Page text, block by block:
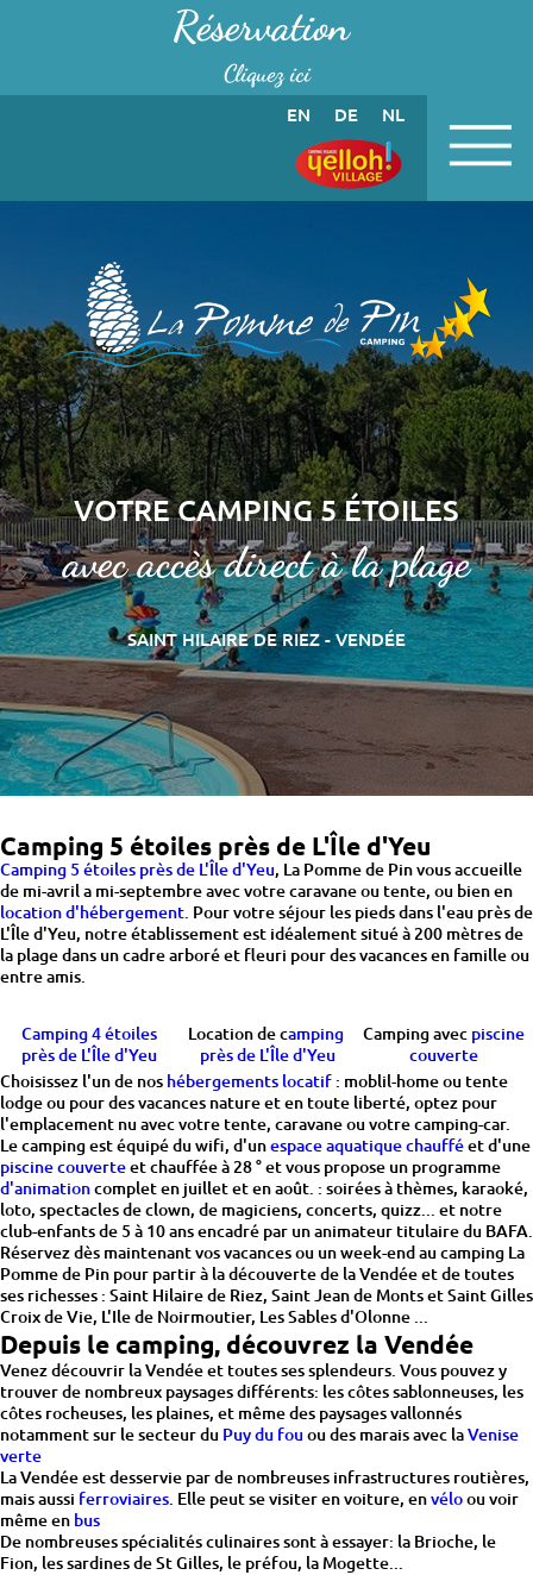
Panneau de gestion des cookiesRéservation
Cliquez ici
EN DE NL
VOTRE CAMPING 5 ÉTOILES
avec accès direct à la plage
SAINT HILAIRE DE RIEZ - VENDÉE
Camping 5 étoiles près de L'Île d'Yeu
Camping 5 étoiles près de L'Île d'Yeu, La Pomme de Pin vous accueille
de mi-avril a mi-septembre avec votre caravane ou tente, ou bien en
location d'hébergement. Pour votre séjour les pieds dans l'eau près de
L'Île d'Yeu, notre établissement est idéalement situé à 200 mètres de
la plage dans un cadre arboré et fleuri pour des vacances en famille ou
entre amis.
Camping 4 étoiles
près de L'Île d'Yeu
Location de camping
près de L'Île d'Yeu
Camping avec piscine
couverte
Choisissez l'un de nos hébergements locatif: moblil-home ou tente
lodge ou pour des vacances nature et en toute liberté, optez pour
l'emplacement nu avec votre tente, caravane ou votre camping-car.
Le camping est équipé du wifi, d'unespace aquatique chaufféet d'une
piscine couverteet chauffée à 28 ° et vous propose un programme
d'animationcomplet en juillet et en août. : soirées à thèmes, karaoké,
loto, spectacles de clown, de magiciens, concerts, quizz... et notre
club-enfants de 5 à 10 ans encadré par un animateur titulaire du BAFA.
Réservez dès maintenant vos vacances ou un week-end au camping La
Pomme de Pin pour partir à la découverte de la Vendée et de toutes
ses richesses : Saint Hilaire de Riez, Saint Jean de Monts et Saint Gilles
Croix de Vie, L'Ile de Noirmoutier, Les Sables d'Olonne ...
Depuis le camping, découvrez la Vendée
Venez découvrir la Vendée et toutes ses splendeurs. Vous pouvez y
trouver de nombreux paysages différents: les côtes sablonneuses, les
côtes rocheuses, les plaines, et même des paysages vallonnés
notamment sur le secteur du Puy du fou ou des marais avec laVenise
verte
La Vendée est desservie par de nombreuses infrastructures routières,
mais aussi ferroviaires. Elle peut se visiter en voiture, envéloou voir
même en bus
De nombreuses spécialités culinaires sont à essayer: la Brioche, le
Fion, les sardines de St Gilles, le préfou, la Mogette...